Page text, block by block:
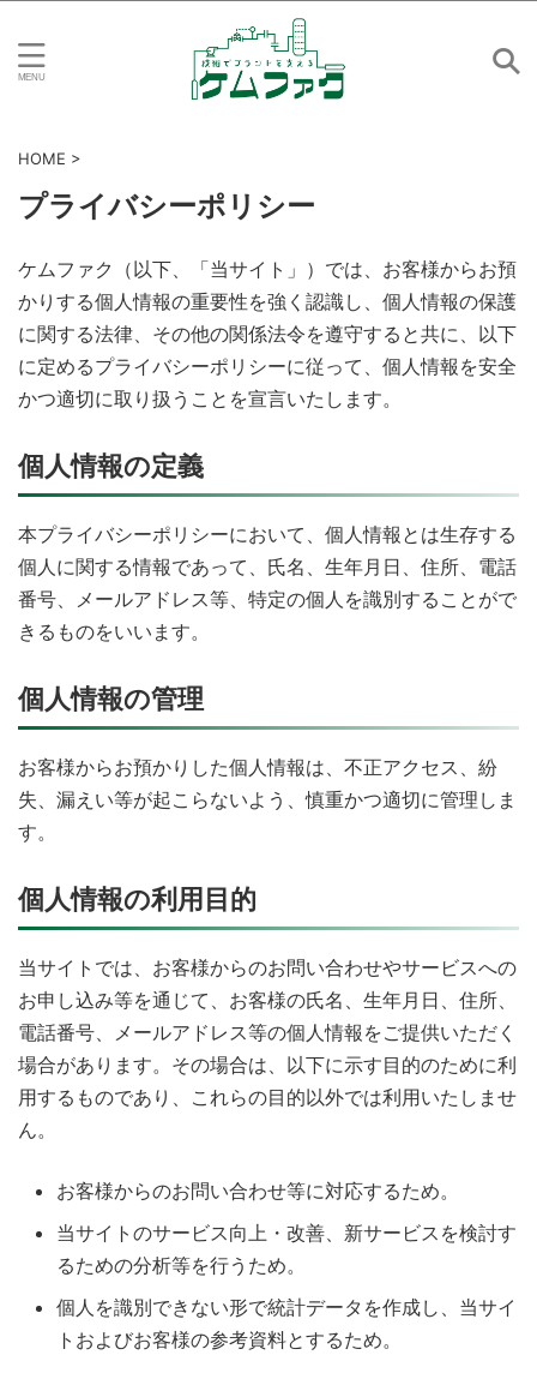
HOME >
プライバシーポリシー
ケムファク（以下、「当サイト」）では、お客様からお預
かりする個人情報の重要性を強く認識し、個人情報の保護
に関する法律、その他の関係法令を遵守すると共に、以下
に定めるプライバシーポリシーに従って、個人情報を安全
かつ適切に取り扱うことを宣言いたします。
個人情報の定義
本プライバシーポリシーにおいて、個人情報とは生存する
個人に関する情報であって、氏名、生年月日、住所、電話
番号、メールアドレス等、特定の個人を識別することがで
きるものをいいます。
個人情報の管理
お客様からお預かりした個人情報は、不正アクセス、紛
失、漏えい等が起こらないよう、慎重かつ適切に管理しま
す。
個人情報の利用目的
当サイトでは、お客様からのお問い合わせやサービスへの
お申し込み等を通じて、お客様の氏名、生年月日、住所、
電話番号、メールアドレス等の個人情報をご提供いただく
場合があります。その場合は、以下に示す目的のために利
用するものであり、これらの目的以外では利用いたしませ
ん。
お客様からのお問い合わせ等に対応するため。
当サイトのサービス向上・改善、新サービスを検討す
るための分析等を行うため。
個人を識別できない形で統計データを作成し、当サイ
トおよびお客様の参考資料とするため。